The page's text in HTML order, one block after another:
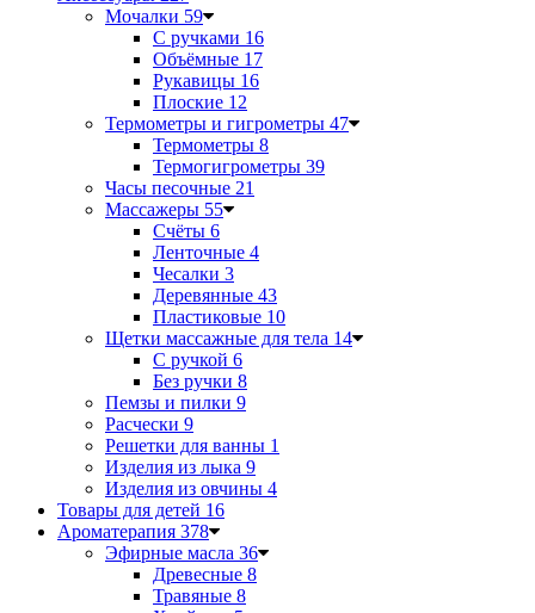
Мочалки 59
С ручками 16
Объёмные 17
Рукавицы 16
Плоские 12
Термометры и гигрометры 47
Термометры 8
Термогигрометры 39
Часы песочные 21
Массажеры 55
Счёты 6
Ленточные 4
Чесалки 3
Деревянные 43
Пластиковые 10
Щетки массажные для тела 14
С ручкой 6
Без ручки 8
Пемзы и пилки 9
Расчески 9
Решетки для ванны 1
Изделия из лыка 9
Изделия из овчины 4
Товары для детей 16
Ароматерапия 378
Эфирные масла 36
Древесные 8
Травяные 8